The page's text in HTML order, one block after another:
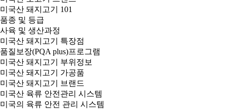
미국산 돼지고기 101
품종 및 등급
사육 및 생산과정
미국산 돼지고기 특장점
품질보장(PQA plus)프로그램
미국산 돼지고기 부위정보
미국산 돼지고기 가공품
미국산 돼지고기 브랜드
미국산 육류 안전관리 시스템
미국의 육류 안전 관리 시스템